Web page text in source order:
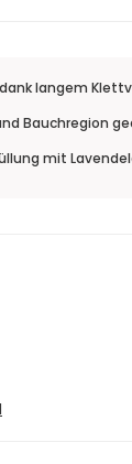
langem
Bauchregion
mit